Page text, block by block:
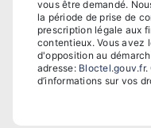
vous être demandé.
la période de prise de
prescription légale aux
contentieux. Vous avez
d'opposition au
adresse: Bloctel.gouv.fr.
d’informations sur vos